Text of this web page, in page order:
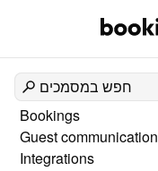
חפש במסמכים
Bookings
Guest communication
Integrations